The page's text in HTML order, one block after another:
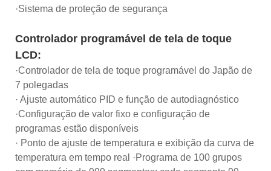
·Sistema de proteção de segurança
Controlador programável de tela de toque
LCD:
·Controlador de tela de toque programável do Japão de
7 polegadas
· Ajuste automático PID e função de autodiagnóstico
·Configuração de valor fixo e configuração de
programas estão disponíveis
· Ponto de ajuste de temperatura e exibição da curva de
temperatura em tempo real ·Programa de 100 grupos